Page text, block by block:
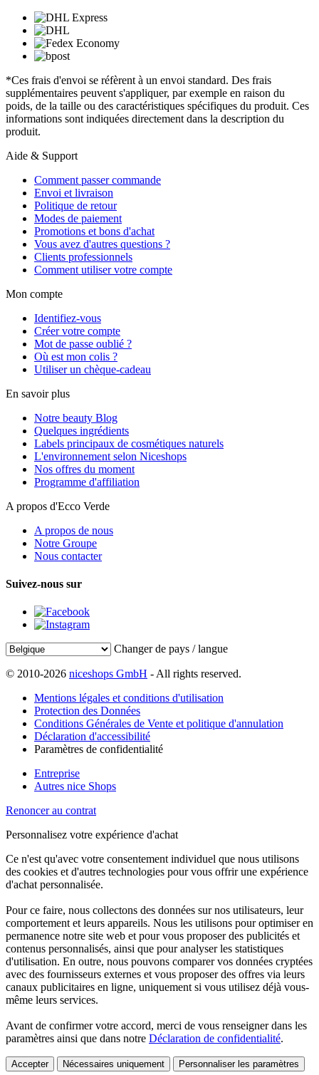
*Ces frais d'envoi se réfèrent à un envoi standard. Des frais
supplémentaires peuvent s'appliquer, par exemple en raison du
poids, de la taille ou des caractéristiques spécifiques du produit. Ces
informations sont indiquées directement dans la description du
produit.
Aide & Support
Comment passer commande
Envoi et livraison
Politique de retour
Modes de paiement
Promotions et bons d'achat
Vous avez d'autres questions ?
Clients professionnels
Comment utiliser votre compte
Mon compte
Identifiez-vous
Créer votre compte
Mot de passe oublié ?
Où est mon colis ?
Utiliser un chèque-cadeau
En savoir plus
Notre beauty Blog
Quelques ingrédients
Labels principaux de cosmétiques naturels
L'environnement selon Niceshops
Nos offres du moment
Programme d'affiliation
A propos d'Ecco Verde
A propos de nous
Notre Groupe
Nous contacter
Suivez-nous sur
Changer de pays / langue
© 2010-2026 niceshops GmbH - All rights reserved.
Mentions légales et conditions d'utilisation
Protection des Données
Conditions Générales de Vente et politique d'annulation
Déclaration d'accessibilité
Paramètres de confidentialité
Entreprise
Autres nice Shops
Renoncer au contrat
Personnalisez votre expérience d'achat
Ce n'est qu'avec votre consentement individuel que nous utilisons
des cookies et d'autres technologies pour vous offrir une expérience
d'achat personnalisée.
Pour ce faire, nous collectons des données sur nos utilisateurs, leur
comportement et leurs appareils. Nous les utilisons pour optimiser en
permanence notre site web et pour vous proposer des publicités et
contenus personnalisés, ainsi que pour analyser les statistiques
d'utilisation. En outre, nous pouvons comparer vos données cryptées
avec des fournisseurs externes et vous proposer des offres via leurs
canaux publicitaires en ligne, uniquement si vous utilisez déjà vous-
même leurs services.
Avant de confirmer votre accord, merci de vous renseigner dans les
paramètres ainsi que dans notre Déclaration de confidentialité.
Accepter Nécessaires uniquement Personnaliser les paramètres